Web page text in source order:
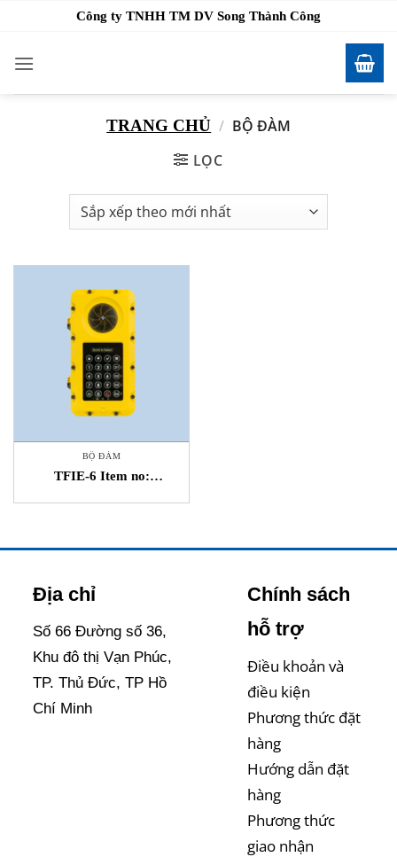
nội
dung
Công ty TNHH TM DV Song Thành Công
TRANG CHỦ / BỘ ĐÀM
LỌC
BỘ ĐÀM
TFIE-6 Item no:
Địa chỉ
Số 66 Đường số 36,
Khu đô thị Vạn Phúc,
TP. Thủ Đức, TP Hồ
Chí Minh
Chính sách
hỗ trợ
Điều khoản và
điều kiện
Phương thức đặt
hàng
Hướng dẫn đặt
hàng
Phương thức
giao nhận